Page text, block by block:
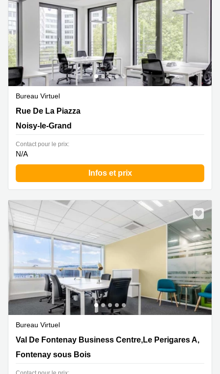
Bureau Virtuel
201 Rue De La Piazza, Noisy-le-Grand
Rue De La Piazza
Noisy-le-Grand
Contact pour le prix:
N/A
Infos et prix
Bureau Virtuel
Val De Fontenay Business Centre,Le Perigares A, 201
Rue Carnot,CS 80033, Fontenay sous Bois
Val De Fontenay Business Centre,Le Perigares A,
Fontenay sous Bois